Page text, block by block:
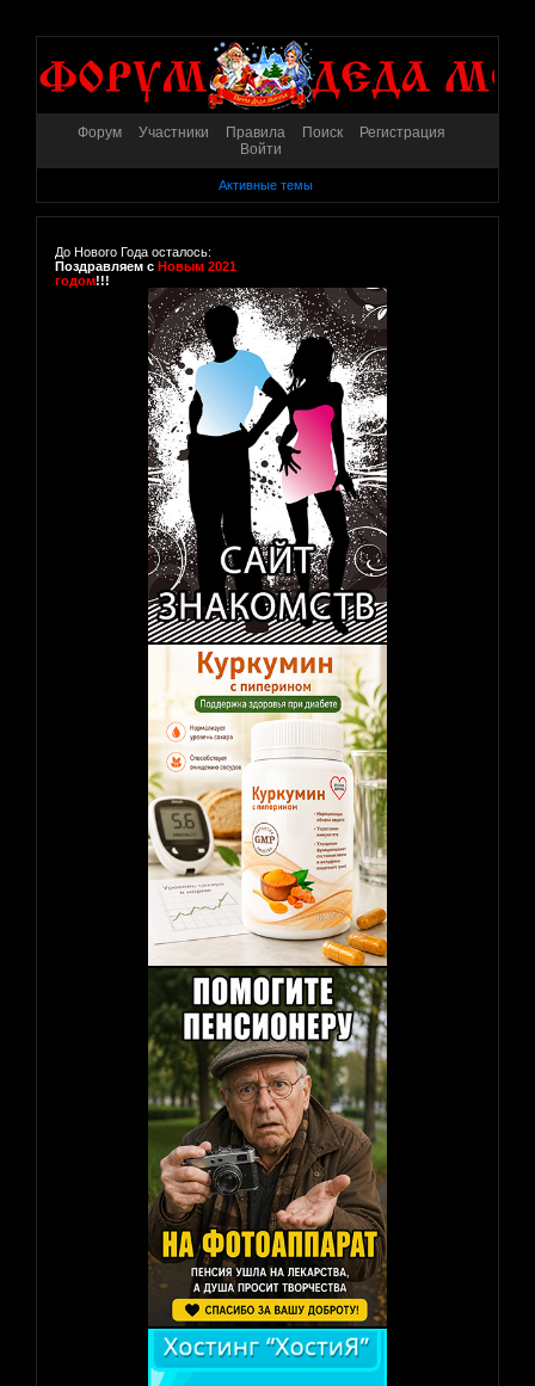
Форум Участники Правила Поиск
Регистрация
Войти
Активные темы
До Нового Года осталось:
Поздравляем с Новым 2021
годом!!!